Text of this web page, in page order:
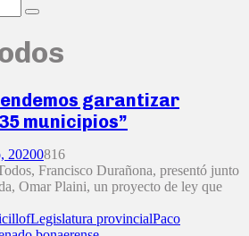
Search
garantizar
municipios”
20200816
Francisco Durañona, presentó junto
Omar Plaini, un proyecto de ley que
Legislatura provincialPaco